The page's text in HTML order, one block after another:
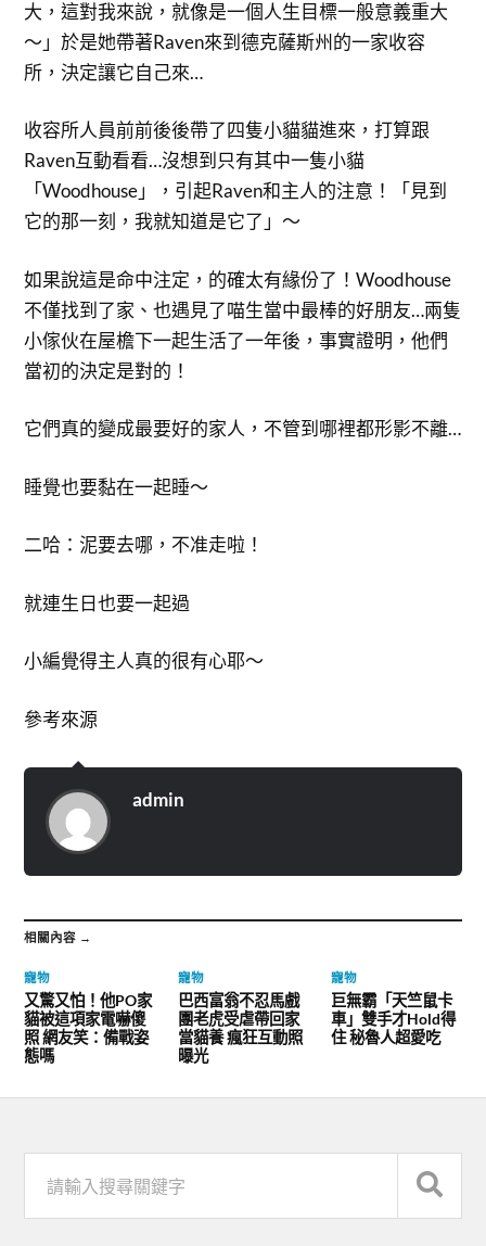
大，這對我來說，就像是一個人生目標一般意義重大
～」於是她帶著Raven來到德克薩斯州的一家收容
所，決定讓它自己來…
收容所人員前前後後帶了四隻小貓貓進來，打算跟
Raven互動看看…沒想到只有其中一隻小貓
「Woodhouse」，引起Raven和主人的注意！「見到
它的那一刻，我就知道是它了」～
如果說這是命中注定，的確太有緣份了！Woodhouse
不僅找到了家、也遇見了喵生當中最棒的好朋友…兩隻
小傢伙在屋檐下一起生活了一年後，事實證明，他們
當初的決定是對的！
它們真的變成最要好的家人，不管到哪裡都形影不離…
睡覺也要黏在一起睡～
二哈：泥要去哪，不准走啦！
就連生日也要一起過
小編覺得主人真的很有心耶～
參考來源
admin
相關內容 →
寵物
又驚又怕！他PO家
貓被這項家電嚇傻
照 網友笑：備戰姿
態嗎
寵物
巴西富翁不忍馬戲
團老虎受虐帶回家
當貓養 瘋狂互動照
曝光
寵物
巨無霸「天竺鼠卡
車」雙手才Hold得
住 秘魯人超愛吃